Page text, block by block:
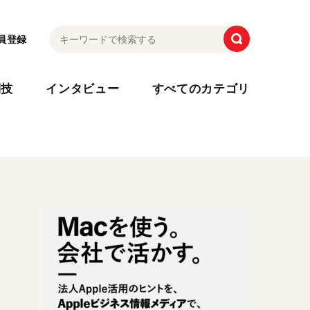
登録
インタビュー すべてのカテゴリ